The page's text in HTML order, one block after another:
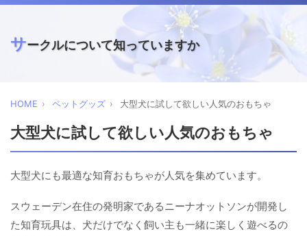
サークルについて知っていますか
HOME ペットグッズ 大型犬に試して欲しい人気のおもちゃ
大型犬に試して欲しい人気のおもちゃ
大型犬にも最適な知育おもちゃが人気を集めています。
スウェーデン在住の発明家であるニーナオットソンが開発し
た知育玩具は、犬だけでなく飼い主も一緒に楽しく遊べるの